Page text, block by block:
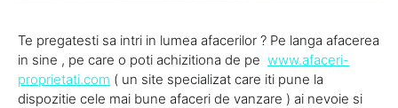
Te pregatesti sa intri in lumea afacerilor ? Pe langa afacerea
in sine , pe care o poti achizitiona de pe www.afaceri-
proprietati.com ( un site specializat care iti pune la
dispozitie cele mai bune afaceri de vanzare ) ai nevoie si